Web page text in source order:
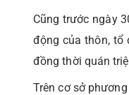
Cũng trước ngày
động của thôn, tổ
đồng thời quán
Trên cơ sở